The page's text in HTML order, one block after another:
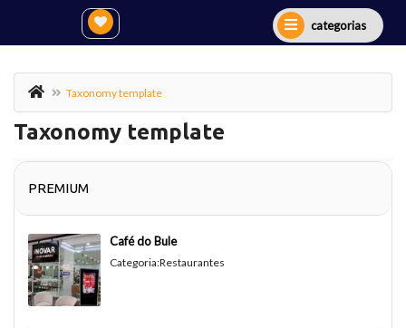
categorias
Taxonomy template
Taxonomy template
PREMIUM
Café do Bule
Categoria:Restaurantes